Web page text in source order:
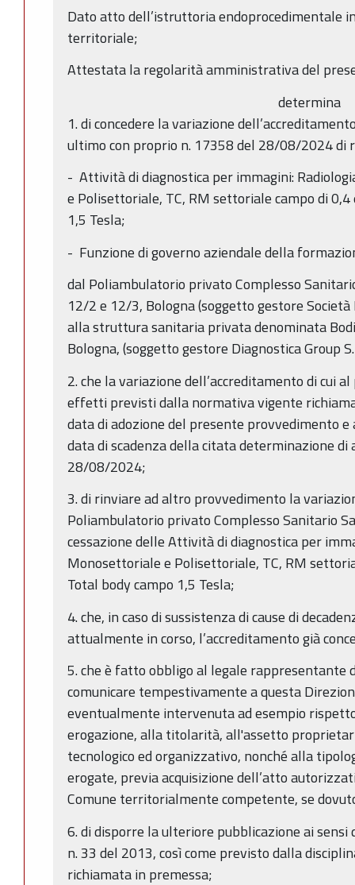
Dato atto dell’istruttoria endoprocedimentale
territoriale;
Attestata la regolarità amministrativa del
determina
1. di concedere la variazione
ultimo con proprio n. 17358 del 28/08/2024 di
- Attività di diagnostica per immagini:
e Polisettoriale, TC, RM settoriale campo di 0,4
1,5 Tesla;
- Funzione di governo aziendale della
dal Poliambulatorio privato Complesso
12/2 e 12/3, Bologna (soggetto gestore Società
alla struttura sanitaria privata denominata
Bologna, (soggetto gestore Diagnostica Group
2. che la variazione dell’accreditamento di cui
effetti previsti dalla normativa vigente
data di adozione del presente provvedimento
data di scadenza della citata determinazione
28/08/2024;
3. di rinviare ad altro provvedimento la
Poliambulatorio privato Complesso Sanitario
cessazione delle Attività di diagnostica per
Monosettoriale e Polisettoriale, TC, RM
Total body campo 1,5 Tesla;
4. che, in caso di sussistenza di cause di
attualmente in corso, l’accreditamento già
5. che è fatto obbligo al legale
comunicare tempestivamente a questa
eventualmente intervenuta ad esempio
erogazione, alla titolarità, all'assetto
tecnologico ed organizzativo, nonché alla
erogate, previa acquisizione dell’atto
Comune territorialmente competente, se
6. di disporre la ulteriore pubblicazione ai sensi
n. 33 del 2013, così come previsto dalla
richiamata in premessa;